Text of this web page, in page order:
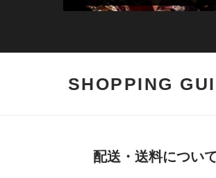
SHOPPING
配送・送料につい